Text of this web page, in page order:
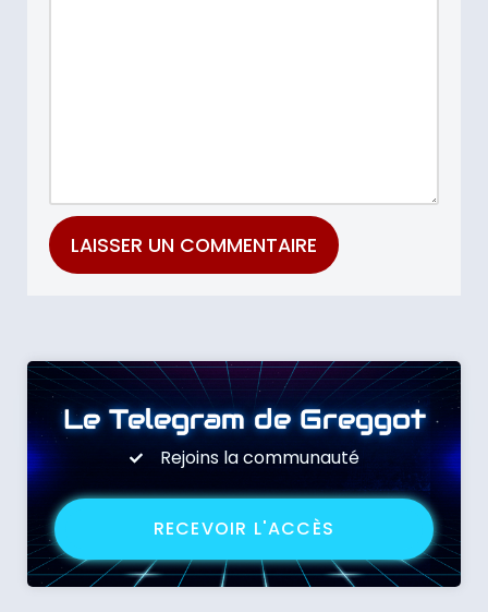
Le Telegram de Greggot
Rejoins la communauté
RECEVOIR L'ACCÈS